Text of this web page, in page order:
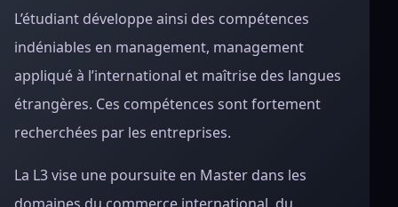
L’étudiant développe ainsi des compétences
indéniables en management, management
appliqué à l’international et maîtrise des langues
étrangères. Ces compétences sont fortement
recherchées par les entreprises.
La L3 vise une poursuite en Master dans les